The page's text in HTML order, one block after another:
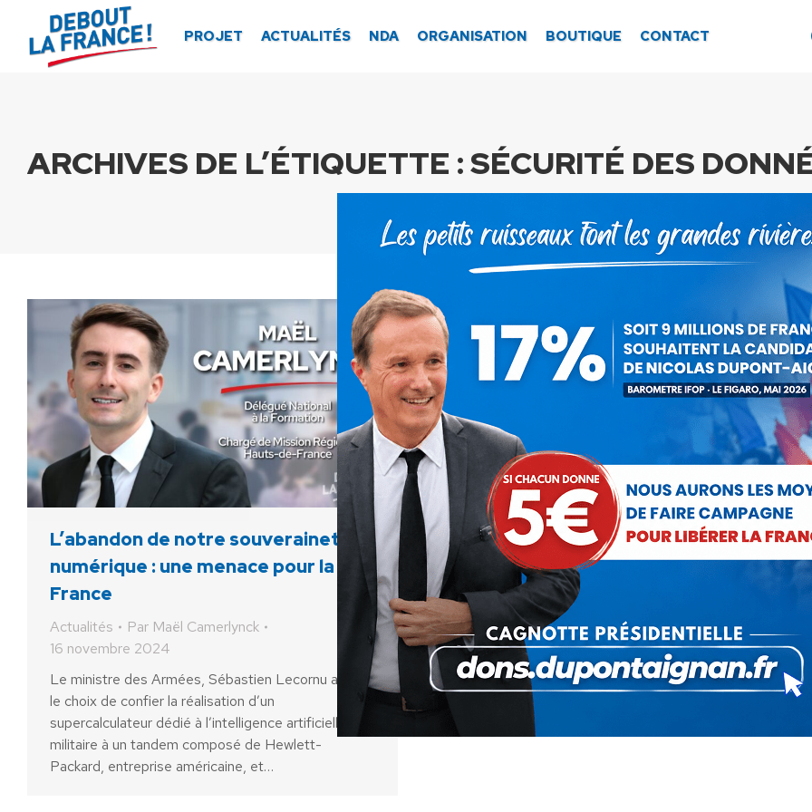
PROJET ACTUALITÉS NDA ORGANISATION BOUTIQUE CONTACT
ARCHIVES DE L’ÉTIQUETTE :SÉCURITÉ DES
L’abandon de notre souveraineté
numérique : une menace pour la
France
Actualités Par Maël Camerlynck
16 novembre 2024
Le ministre des Armées, Sébastien Lecornu a fait
le choix de confier la réalisation d’un
supercalculateur dédié à l’intelligence artificielle
militaire à un tandem composé de Hewlett-
Packard, entreprise américaine, et…
Panneau de gestion des cookies